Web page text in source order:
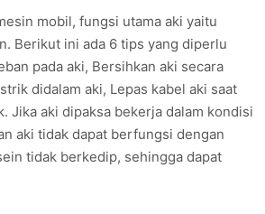
mobil, fungsi utama aki yaitu
Berikut ini ada 6 tips yang diperlu
pada aki, Bersihkan aki secara
didalam aki, Lepas kabel aki saat
Jika aki dipaksa bekerja dalam kondisi
aki tidak dapat berfungsi dengan
tidak berkedip, sehingga dapat